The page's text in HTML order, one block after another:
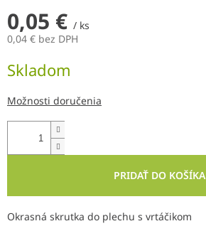
0,05 € / ks
0,04 € bez DPH
cena:
Skladom
Možnosti doručenia
PRIDAŤ DO KOŠÍKA
Okrasná skrutka do plechu s vrtáčikom